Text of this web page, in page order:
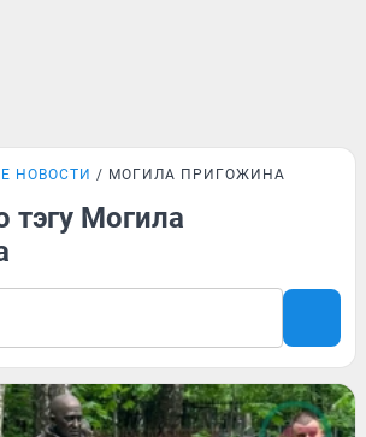
НОВОСТИ МОГИЛА ПРИГОЖИНА
тэгу Могила